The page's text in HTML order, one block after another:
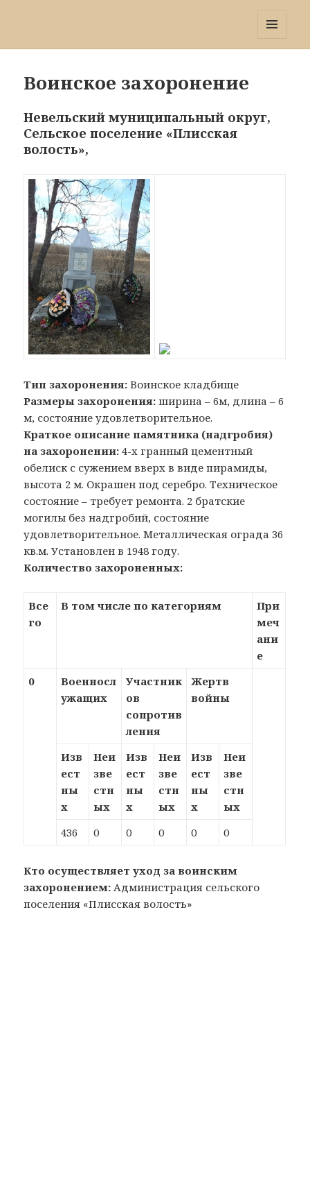
Воинское захоронение
Невельский муниципальный округ,
Сельское поселение «Плисская
волость»,
Тип захоронения: Воинское кладбище
Размеры захоронения: ширина – 6м, длина – 6
м, состояние удовлетворительное.
Краткое описание памятника (надгробия)
на захоронении: 4-х гранный цементный
обелиск с сужением вверх в виде пирамиды,
высота 2 м. Окрашен под серебро. Техническое
состояние – требует ремонта. 2 братские
могилы без надгробий, состояние
удовлетворительное. Металлическая ограда 36
кв.м. Установлен в 1948 году.
Количество захороненных:
Все
го
В том числе по категориям
При
меч
ани
е
0
Военносл
ужащих
Участник
ов
сопротив
ления
Жертв
войны
Изв
ест
ны
х
Неи
зве
стн
ых
Изв
ест
ны
х
Неи
зве
стн
ых
Изв
ест
ны
х
Неи
зве
стн
ых
436
0 0 0 0 0
Кто осуществляет уход за воинским
захоронением: Администрация сельского
поселения «Плисская волость»